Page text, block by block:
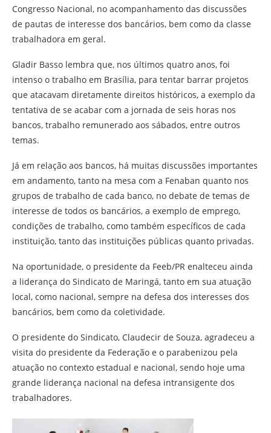
Congresso Nacional, no acompanhamento das discussões
de pautas de interesse dos bancários, bem como da classe
trabalhadora em geral.
Gladir Basso lembra que, nos últimos quatro anos, foi
intenso o trabalho em Brasília, para tentar barrar projetos
que atacavam diretamente direitos históricos, a exemplo da
tentativa de se acabar com a jornada de seis horas nos
bancos, trabalho remunerado aos sábados, entre outros
temas.
Já em relação aos bancos, há muitas discussões importantes
em andamento, tanto na mesa com a Fenaban quanto nos
grupos de trabalho de cada banco, no debate de temas de
interesse de todos os bancários, a exemplo de emprego,
condições de trabalho, como também específicos de cada
instituição, tanto das instituições públicas quanto privadas.
Na oportunidade, o presidente da Feeb/PR enalteceu ainda
a liderança do Sindicato de Maringá, tanto em sua atuação
local, como nacional, sempre na defesa dos interesses dos
bancários, bem como da coletividade.
O presidente do Sindicato, Claudecir de Souza, agradeceu a
visita do presidente da Federação e o parabenizou pela
atuação no contexto estadual e nacional, sendo hoje uma
grande liderança nacional na defesa intransigente dos
trabalhadores.